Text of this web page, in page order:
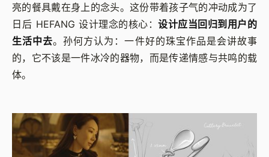
亮的餐具戴在身上的念头。这份带着孩子气的冲动成为了
日后 HEFANG 设计理念的核心：设计应当回归到用户的
生活中去。孙何方认为：一件好的珠宝作品是会讲故事
的，它不该是一件冰冷的器物，而是传递情感与共鸣的载
体。